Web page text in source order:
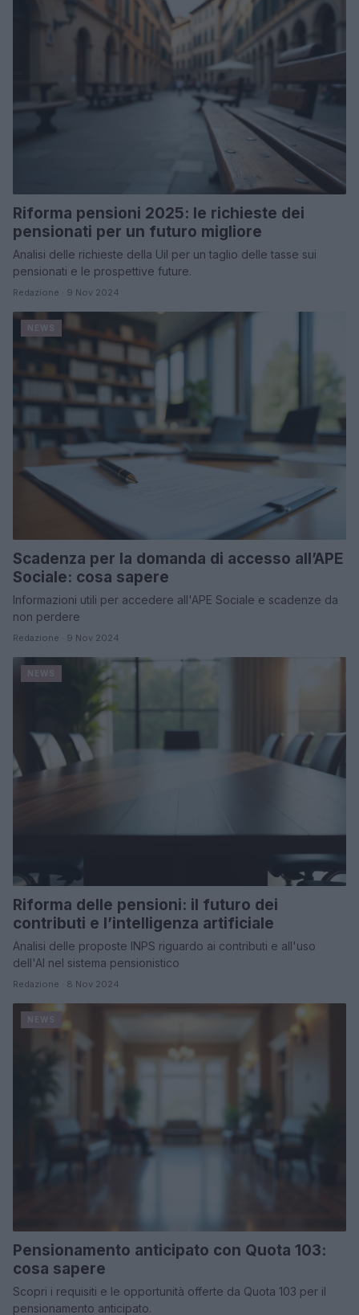
Riforma pensioni 2025: le richieste dei
pensionati per un futuro migliore
Analisi delle richieste della Uil per un taglio delle tasse sui
pensionati e le prospettive future.
Redazione · 9 Nov 2024
Scadenza per la domanda di accesso all’APE
Sociale: cosa sapere
Informazioni utili per accedere all'APE Sociale e scadenze da
non perdere
Redazione · 9 Nov 2024
Riforma delle pensioni: il futuro dei
contributi e l’intelligenza artificiale
Analisi delle proposte INPS riguardo ai contributi e all'uso
dell'AI nel sistema pensionistico
Redazione · 8 Nov 2024
Pensionamento anticipato con Quota 103:
cosa sapere
Scopri i requisiti e le opportunità offerte da Quota 103 per il
pensionamento anticipato.